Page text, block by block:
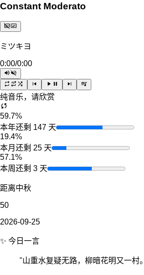
Constant Moderato
ミツキヨ
0:00/0:00
纯音乐，请欣赏
59.7%
本年还剩 147 天
19.4%
本月还剩 25 天
57.1%
本周还剩 3 天
距离中秋
50
2026-09-25
✨ 今日一言
"山重水复疑无路，柳暗花明又一村。